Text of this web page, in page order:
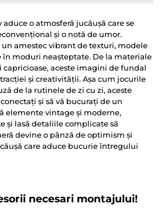
o atmosferă jucăușă care se
și o notă de umor.
amestec vibrant de texturi, modele
în moduri neașteptate. De la materiale
aceste imagini de fundal
și creativității. Așa cum jocurile
de la rutinele de zi cu zi, aceste
și să vă bucurați de un
elemente vintage și moderne,
și lasă detaliile complicate să
devine o pânză de optimism și
care aduce bucurie întregului
necesari montajului!